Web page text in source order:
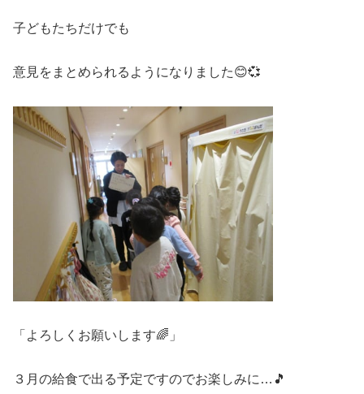
子どもたちだけでも
意見をまとめられるようになりました😊💞
「よろしくお願いします🌈」
３月の給食で出る予定ですのでお楽しみに…🎵